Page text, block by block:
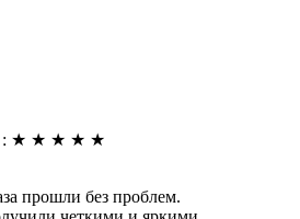
: ★ ★ ★ ★ ★
прошли без проблем.